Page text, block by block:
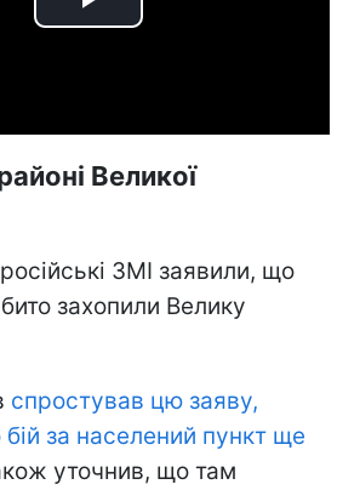
Play
Великої
ЗМІ заявили, що
захопили Велику
спростував цю заяву,
за населений пункт ще
уточнив, що там